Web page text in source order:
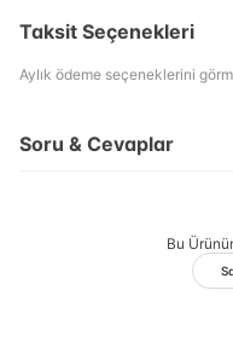
Taksit Seçenekleri
Aylık ödeme seçeneklerini
Soru & Cevaplar
Bu